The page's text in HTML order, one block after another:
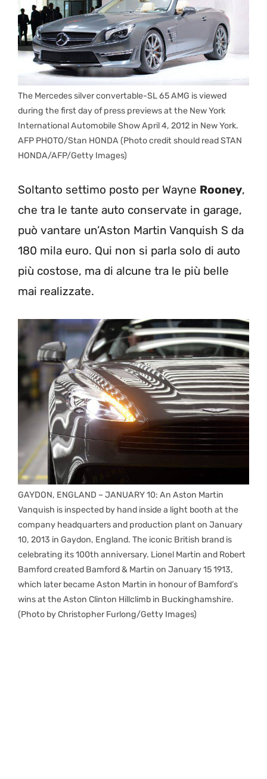
The Mercedes silver convertable-SL 65 AMG is viewed
during the first day of press previews at the New York
International Automobile Show April 4, 2012 in New York.
AFP PHOTO/Stan HONDA (Photo credit should read STAN
HONDA/AFP/Getty Images)
Soltanto settimo posto per Wayne Rooney,
che tra le tante auto conservate in garage,
può vantare un’Aston Martin Vanquish S da
180 mila euro. Qui non si parla solo di auto
più costose, ma di alcune tra le più belle
mai realizzate.
GAYDON, ENGLAND – JANUARY 10: An Aston Martin
Vanquish is inspected by hand inside a light booth at the
company headquarters and production plant on January
10, 2013 in Gaydon, England. The iconic British brand is
celebrating its 100th anniversary. Lionel Martin and Robert
Bamford created Bamford & Martin on January 15 1913,
which later became Aston Martin in honour of Bamford’s
wins at the Aston Clinton Hillclimb in Buckinghamshire.
(Photo by Christopher Furlong/Getty Images)